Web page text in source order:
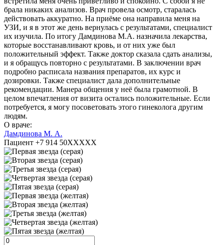
брала никаких анализов. Врач провела осмотр, старалась
действовать аккуратно. На приёме она направила меня на
УЗИ, и я в этот же день вернулась с результатами, специалист
их изучила. По итогу Дамдинова М.А. назначила лекарства,
которые восстанавливают кровь, и от них уже был
положительный эффект. Также доктор сказала сдать анализы,
и я обращусь повторно с результатами. В заключении врач
подробно расписала названия препаратов, их курс и
дозировки. Также специалист дала дополнительные
рекомендации. Манера общения у неё была грамотной. В
целом впечатления от визита остались положительные. Если
потребуется, я могу посоветовать этого гинеколога другим
людям.
О враче:
Дамдинова М. А.
Пациент +7 914 50XXXXX